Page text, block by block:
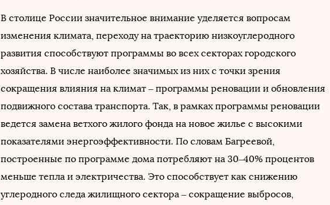
В столице России значительное внимание уделяется вопросам
изменения климата, переходу на траекторию низкоуглеродного
развития способствуют программы во всех секторах городского
хозяйства. В числе наиболее значимых из них с точки зрения
сокращения влияния на климат – программы реновации и обновления
подвижного состава транспорта. Так, в рамках программы реновации
ведется замена ветхого жилого фонда на новое жилье с высокими
показателями энергоэффективности. По словам Багреевой,
построенные по программе дома потребляют на 30–40% процентов
меньше тепла и электричества. Это способствует как снижению
углеродного следа жилищного сектора – сокращение выбросов,